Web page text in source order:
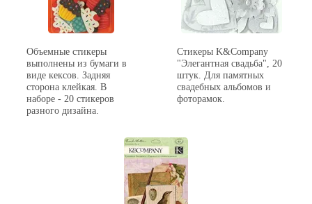
Объемные стикеры
выполнены из бумаги в
виде кексов. Задняя
сторона клейкая. В
наборе - 20 стикеров
разного дизайна.
Стикеры K&Company
"Элегантная свадьба", 20
штук. Для памятных
свадебных альбомов и
фоторамок.